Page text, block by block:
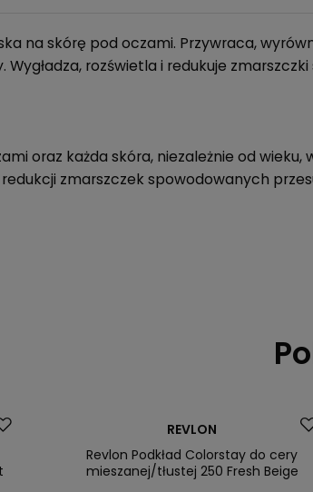
na skórę pod oczami. Przywraca,
Wygładza, rozświetla i redukuje
oraz każda skóra, niezależnie od wieku,
zmarszczek spowodowanych
REVLON
Revlon Podkład Colorstay do cery
mieszanej/tłustej 250 Fresh Beige